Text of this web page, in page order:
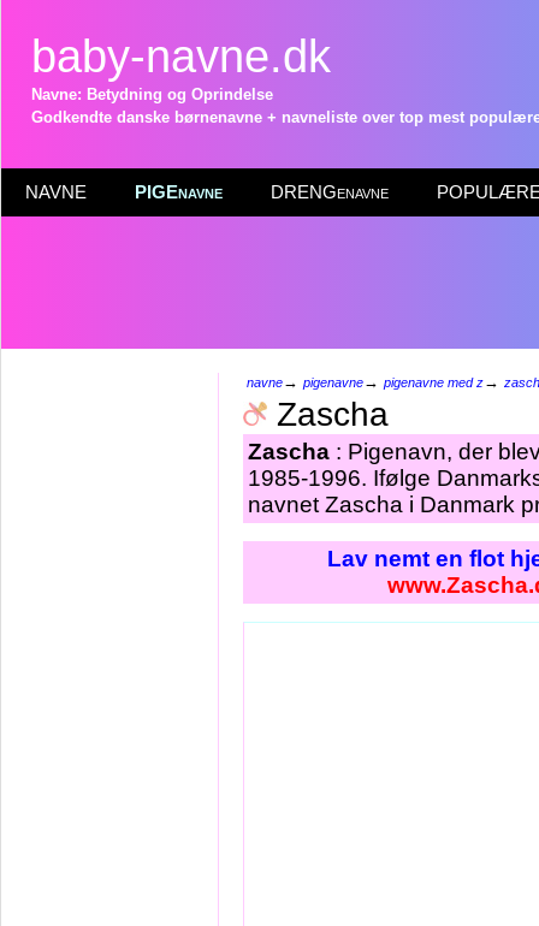
baby-navne.dk
Navne: Betydning og Oprindelse
Godkendte danske børnenavne + navneliste over top mest
NAVNE PIGEnavne DRENGenavne POPULÆRE
navne→ pigenavne→ pigenavne med z→
Zascha
Zascha : Pigenavn, der
1985-1996. Ifølge
navnet Zascha i Danmark
Lav nemt en flot